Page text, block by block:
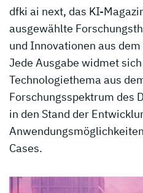
dfki ai next, das KI-
ausgewählte
und Innovationen aus
Jede Ausgabe widmet
Technologiethema aus
Forschungsspektrum des
in den Stand der
Cases.